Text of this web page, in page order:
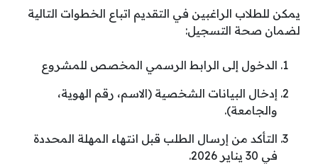
يمكن للطلاب الراغبين في التقديم اتباع الخطوات التالية
لضمان صحة التسجيل:
الدخول إلى الرابط الرسمي المخصص للمشروع
إدخال البيانات الشخصية (الاسم، رقم الهوية،
والجامعة).
التأكد من إرسال الطلب قبل انتهاء المهلة المحددة
في 30 يناير 2026.